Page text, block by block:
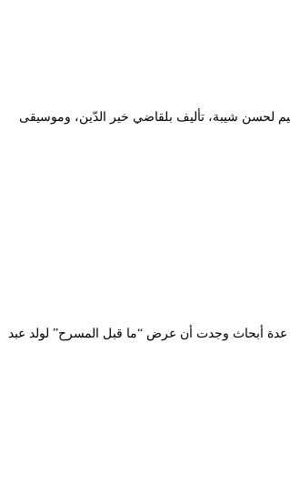
لحسن شيبة، تأليف بلقاضي خير الدّين، وموسيقى
عدة أبحاث وجدت أن عرض “ما قبل المسرح” لولد عبد